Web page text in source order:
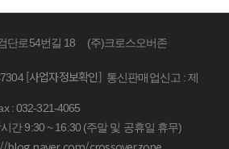
단로54번길 18
(주)크로스오버존
[사업자정보확인] 통신판매업신고 : 제
: 032-321-4065
간 9:30 ~ 16:30 (주말 및 공휴일 휴무)